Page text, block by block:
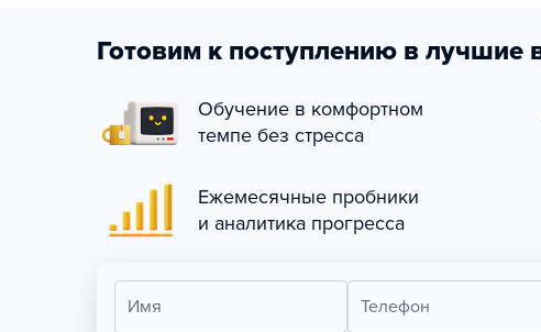
Готовим к поступлению в лучшие
Обучение в комфортном
темпе без стресса
Ежемесячные пробники
и аналитика прогресса
Имя Телефон